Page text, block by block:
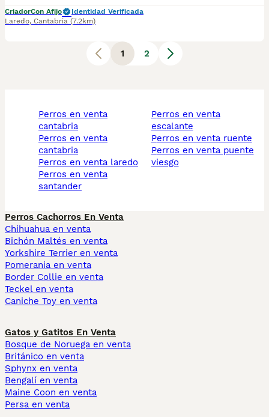
CriadorCon Afijo
Identidad Verificada
Laredo, Cantabria (7.2km)
1 2
perros en venta
cantabria
perros en venta
cantabria
perros en venta laredo
perros en venta
santander
perros en venta
escalante
perros en venta ruente
perros en venta puente
viesgo
Perros Cachorros En Venta
Chihuahua en venta
Bichón Maltés en venta
Yorkshire Terrier en venta
Pomerania en venta
Border Collie en venta
Teckel en venta
Caniche Toy en venta
Gatos y Gatitos En Venta
Bosque de Noruega en venta
Británico en venta
Sphynx en venta
Bengalí en venta
Maine Coon en venta
Persa en venta